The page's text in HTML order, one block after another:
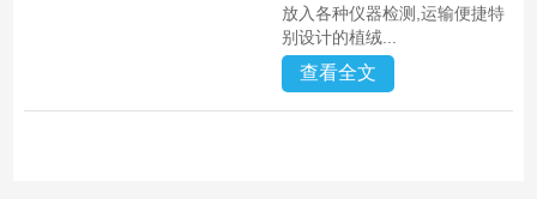
放入各种仪器检测,运输便捷特
别设计的植绒...
查看全文